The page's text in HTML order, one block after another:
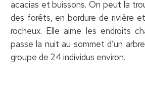
acacias et buissons. On peut la
des forêts, en bordure de rivière
rocheux. Elle aime les endroits
passe la nuit au sommet d’un
groupe de 24 individus environ.